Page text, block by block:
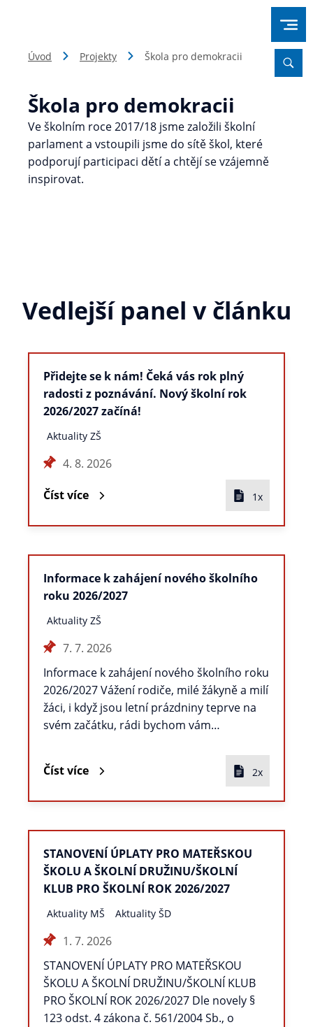
Úvod Projekty Škola pro demokracii
Škola pro demokracii
Ve školním roce 2017/18 jsme založili školní
parlament a vstoupili jsme do sítě škol, které
podporují participaci dětí a chtějí se vzájemně
inspirovat.
Vedlejší panel v článku
Přidejte se k nám! Čeká vás rok plný
radosti z poznávání. Nový školní rok
2026/2027 začíná!
Aktuality ZŠ
4. 8. 2026
Číst více 1x
Informace k zahájení nového školního
roku 2026/2027
Aktuality ZŠ
7. 7. 2026
Informace k zahájení nového školního roku
2026/2027 Vážení rodiče, milé žákyně a milí
žáci, i když jsou letní prázdniny teprve na
svém začátku, rádi bychom vám…
Číst více 2x
STANOVENÍ ÚPLATY PRO MATEŘSKOU
ŠKOLU A ŠKOLNÍ DRUŽINU/ŠKOLNÍ
KLUB PRO ŠKOLNÍ ROK 2026/2027
Aktuality MŠ Aktuality ŠD
1. 7. 2026
STANOVENÍ ÚPLATY PRO MATEŘSKOU
ŠKOLU A ŠKOLNÍ DRUŽINU/ŠKOLNÍ KLUB
PRO ŠKOLNÍ ROK 2026/2027 Dle novely §
123 odst. 4 zákona č. 561/2004 Sb., o